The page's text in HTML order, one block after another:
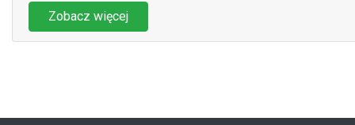
Zobacz więcej